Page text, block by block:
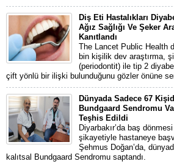
Diş Eti Hastalıkları
Ağız Sağlığı Ve Şeker
Kanıtlandı
The Lancet Public Health
bin kişilik dev araştırma,
(periodontit) ile tip 2
çift yönlü bir ilişki bulunduğunu gözler önüne
Dünyada Sadece 67
Bundgaard Sendromu
Teşhis Edildi
Diyarbakır’da baş
şikayetiyle hastaneye
Şehmus Doğan’da,
kalıtsal Bundgaard Sendromu saptandı.